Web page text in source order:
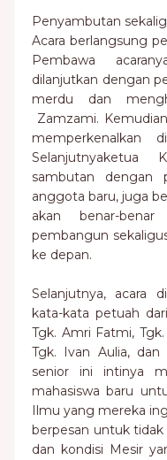
Penyambutan
Acara berlangsung
Pembawa
dilanjutkan dengan
merdu dan
Zamzami.
memperkenalkan
Selanjutnyaketua
sambutan dengan
anggota baru, juga
akan benar-
pembangun
ke depan.
Selanjutnya, acara
kata-kata petuah
Tgk. Amri Fatmi,
Tgk. Ivan Aulia, dan
senior ini intinya
mahasiswa baru
Ilmu yang mereka
berpesan untuk
dan kondisi Mesir